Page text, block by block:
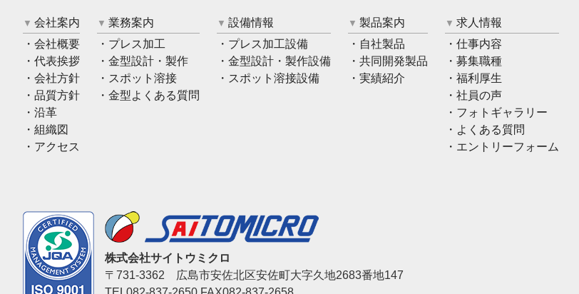
会社案内
会社概要
代表挨拶
会社方針
品質方針
沿革
組織図
アクセス
業務案内
プレス加工
金型設計・製作
スポット溶接
金型よくある質問
設備情報
プレス加工設備
金型設計・製作設備
スポット溶接設備
製品案内
自社製品
共同開発製品
実績紹介
求人情報
仕事内容
募集職種
福利厚生
社員の声
フォトギャラリー
よくある質問
エントリーフォーム
株式会社サイトウミクロ
〒731-3362 広島市安佐北区安佐町大字久地2683番地147